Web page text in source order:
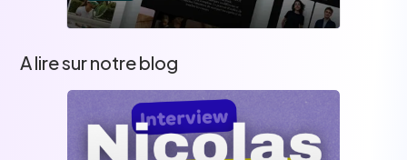
A lire sur notre blog